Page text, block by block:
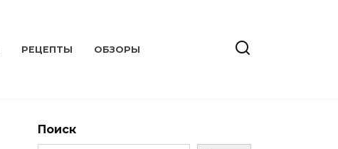
РЕЦЕПТЫ ОБЗОРЫ
Поиск